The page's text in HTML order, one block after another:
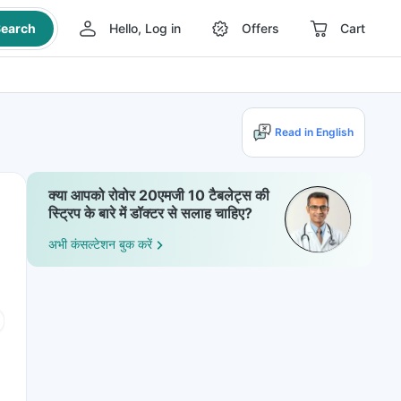
Hello, Log in Offers Cart
Read in English
क्या आपको रोवोर 20एमजी 10 टैबलेट्स की
स्ट्रिप के बारे में डॉक्टर से सलाह चाहिए?
अभी कंसल्टेशन बुक करें